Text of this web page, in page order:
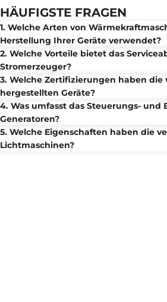
HÄUFIGSTE FRAGEN
1. Welche Arten von
Herstellung Ihrer Geräte verwendet?
2. Welche Vorteile bietet das
Stromerzeuger?
3. Welche Zertifizierungen haben die
hergestellten Geräte?
4. Was umfasst das Steuerungs- und
Generatoren?
5. Welche Eigenschaften haben die
Lichtmaschinen?